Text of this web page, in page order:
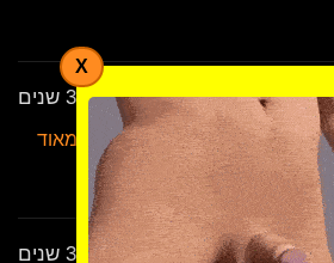
לפני 3 שנים
תחת גדול שלי יפה מאוד מאוד
לפני 3 שנים
X